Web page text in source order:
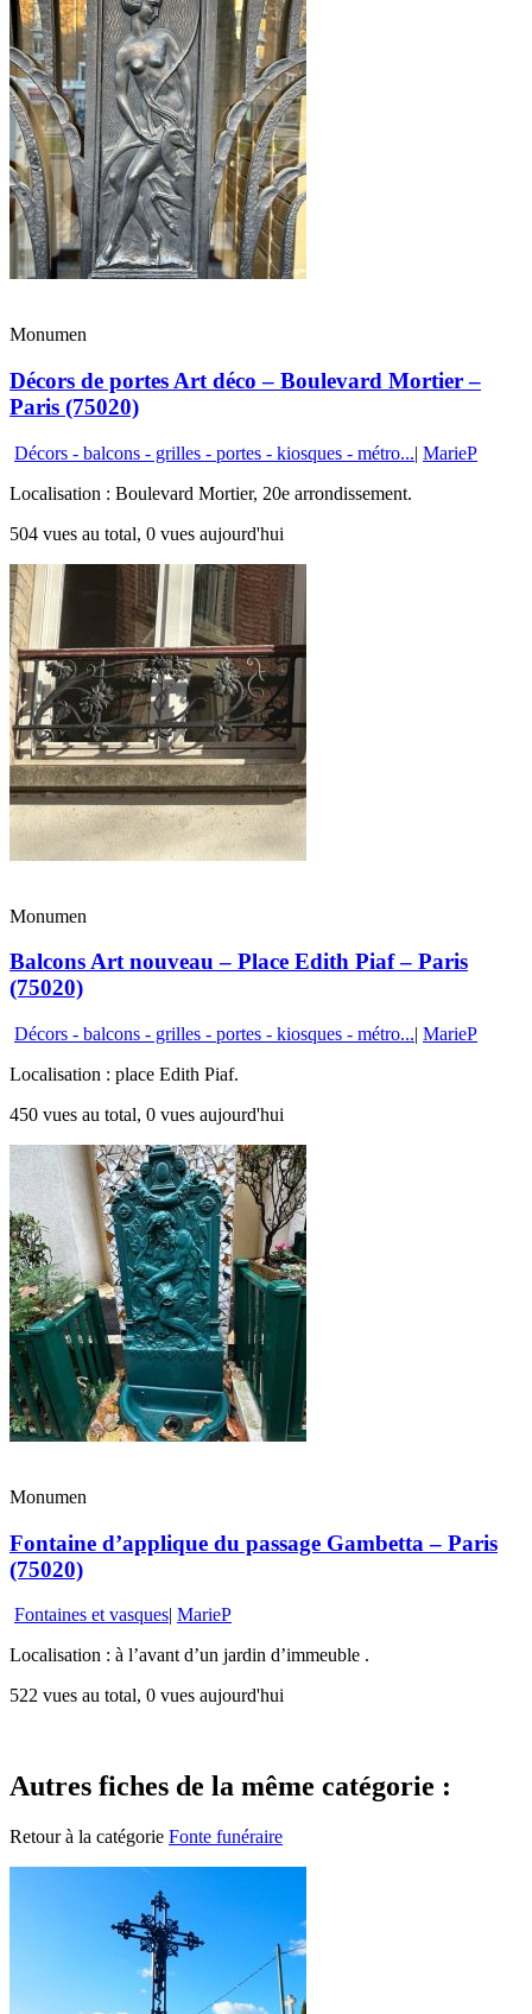
Monumen
Décors de portes Art déco – Boulevard Mortier –
Paris (75020)
Décors - balcons - grilles - portes - kiosques - métro...| MarieP
Localisation : Boulevard Mortier, 20e arrondissement.
504 vues au total, 0 vues aujourd'hui
Monumen
Balcons Art nouveau – Place Edith Piaf – Paris
(75020)
Décors - balcons - grilles - portes - kiosques - métro...| MarieP
Localisation : place Edith Piaf.
450 vues au total, 0 vues aujourd'hui
Monumen
Fontaine d’applique du passage Gambetta – Paris
(75020)
Fontaines et vasques| MarieP
Localisation : à l’avant d’un jardin d’immeuble .
522 vues au total, 0 vues aujourd'hui
Autres fiches de la même catégorie :
Retour à la catégorie Fonte funéraire